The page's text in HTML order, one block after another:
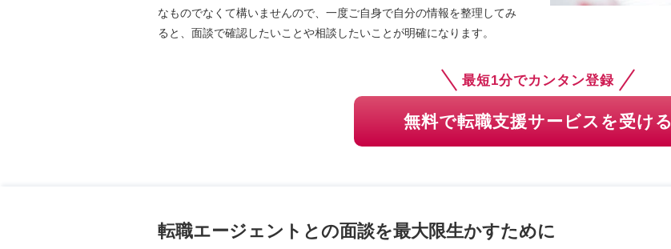
なものでなくて構いませんので、一度ご自身で自分の情報を整理してみ
ると、面談で確認したいことや相談したいことが明確になります。
最短1分でカンタン登録
無料で転職支援サービスを受ける
転職エージェントとの面談を最大限生かすために